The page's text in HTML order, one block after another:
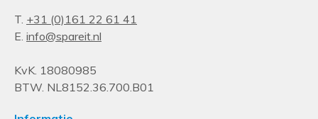
T. +31 (0)161 22 61 41
E. info@spareit.nl
KvK. 18080985
BTW. NL8152.36.700.B01